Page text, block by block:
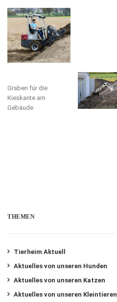
Graben für die
Kieskante am
Gebäude
THEMEN
Tierheim Aktuell
Aktuelles von unseren Hunden
Aktuelles von unseren Katzen
Aktuelles von unseren Kleintieren